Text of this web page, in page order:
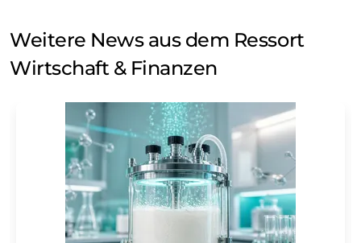
Weitere News aus dem Ressort
Wirtschaft & Finanzen